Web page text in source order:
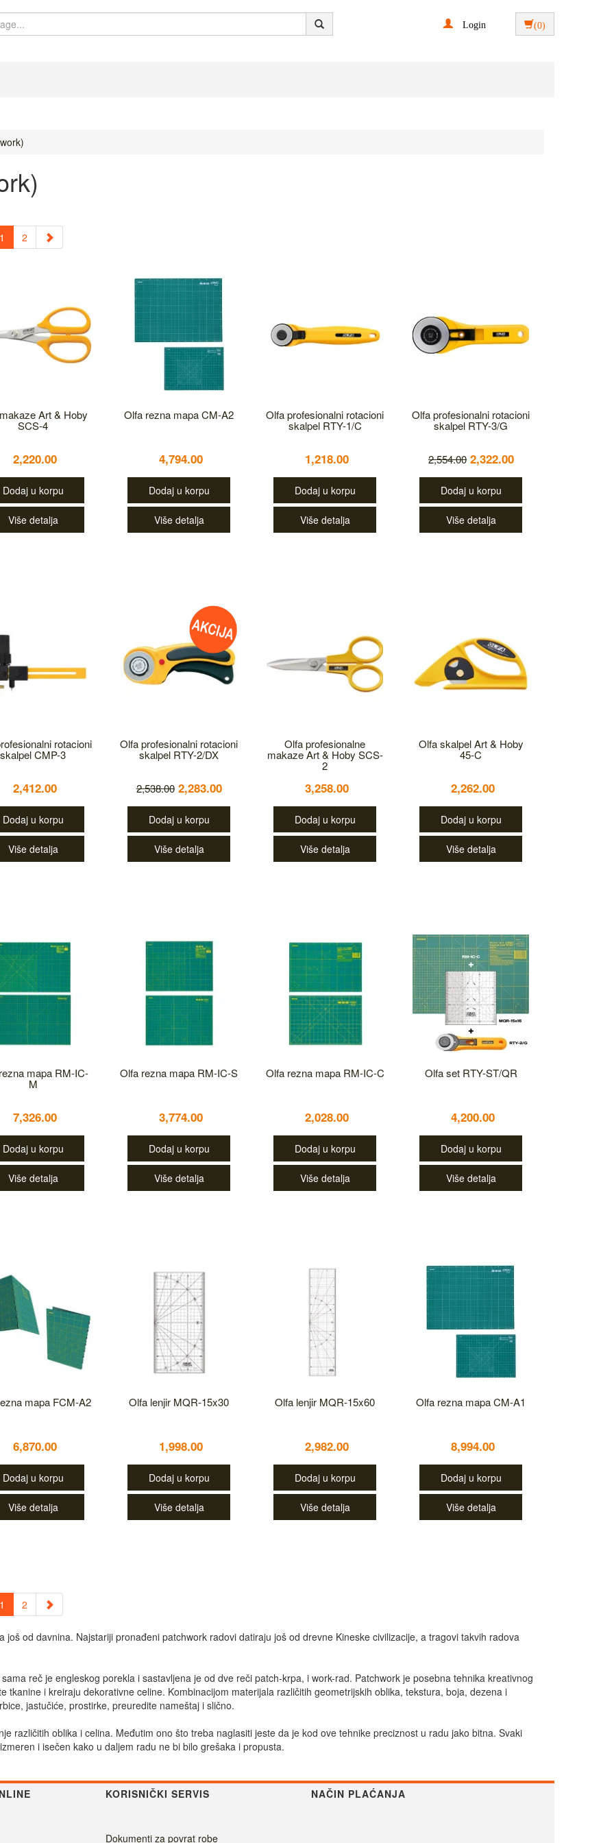
Login (0)
2
Art & Hoby
SCS-4
2,220.00
Dodaj u korpu
Više detalja
Olfa rezna mapa CM-A2
4,794.00
Dodaj u korpu
Više detalja
Olfa profesionalni rotacioni
skalpel RTY-1/C
1,218.00
Dodaj u korpu
Više detalja
Olfa profesionalni rotacioni
skalpel RTY-3/G
2,554.00 2,322.00
Dodaj u korpu
Više detalja
rotacioni
skalpel CMP-3
2,412.00
Dodaj u korpu
Više detalja
Olfa profesionalni rotacioni
skalpel RTY-2/DX
2,538.00 2,283.00
Dodaj u korpu
Više detalja
Olfa profesionalne
makaze Art & Hoby SCS-
2
3,258.00
Dodaj u korpu
Više detalja
Olfa skalpel Art & Hoby
45-C
2,262.00
Dodaj u korpu
Više detalja
mapa RM-IC-
M
7,326.00
Dodaj u korpu
Više detalja
Olfa rezna mapa RM-IC-S
3,774.00
Dodaj u korpu
Više detalja
Olfa rezna mapa RM-IC-C
2,028.00
Dodaj u korpu
Više detalja
Olfa set RTY-ST/QR
4,200.00
Dodaj u korpu
Više detalja
mapa FCM-A2
6,870.00
Dodaj u korpu
Više detalja
Olfa lenjir MQR-15x30
1,998.00
Dodaj u korpu
Više detalja
Olfa lenjir MQR-15x60
2,982.00
Dodaj u korpu
Više detalja
Olfa rezna mapa CM-A1
8,994.00
Dodaj u korpu
Više detalja
2
od davnina. Najstariji pronađeni patchwork radovi datiraju još od drevne Kineske civilizacije, a tragovi takvih radova
reč je engleskog porekla i sastavljena je od dve reči patch-krpa, i work-rad. Patchwork je posebna tehnika kreativnog
tkanine i kreiraju dekorativne celine. Kombinacijom materijala različitih geometrijskih oblika, tekstura, boja, dezena i
jastučiće, prostirke, preuredite nameštaj i slično.
različitih oblika i celina. Međutim ono što treba naglasiti jeste da je kod ove tehnike preciznost u radu jako bitna. Svaki
i isečen kako u daljem radu ne bi bilo grešaka i propusta.
KORISNIČKI SERVIS NAČIN PLAĆANJA
Dokumenti za povrat robe